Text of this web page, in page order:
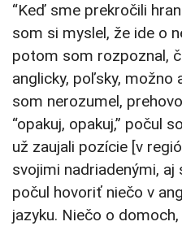
“Keď sme prekročili
som si myslel, že ide o
potom som rozpoznal,
anglicky, poľsky, možno
som nerozumel,
“opakuj, opakuj,” počul
už zaujali pozície [v
svojimi nadriadenými,
počul hovoriť niečo v
jazyku. Niečo o domoch,